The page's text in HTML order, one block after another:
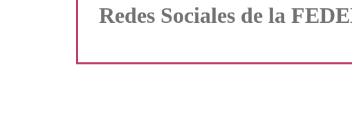
Redes Sociales de la